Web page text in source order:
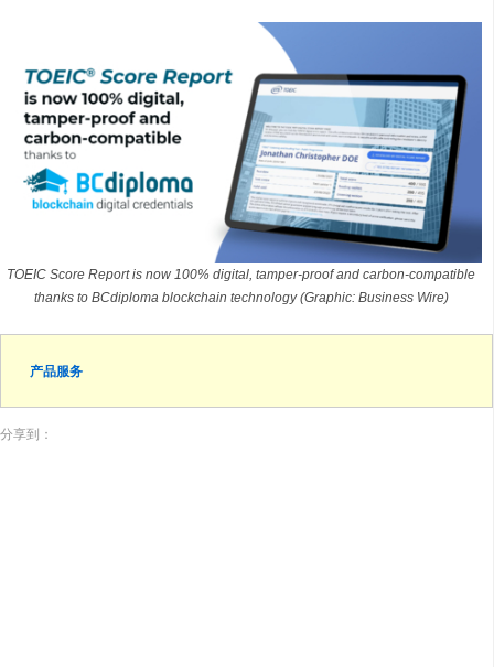
TOEIC Score Report is now 100% digital, tamper-proof and carbon-compatible
thanks to BCdiploma blockchain technology (Graphic: Business Wire)
产品服务
分享到：